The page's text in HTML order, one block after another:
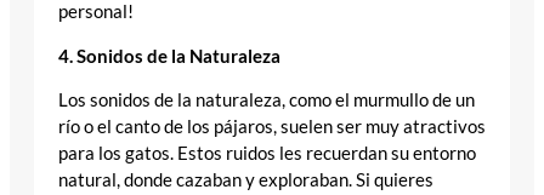
personal!
4. Sonidos de la Naturaleza
Los sonidos de la naturaleza, como el murmullo de un
río o el canto de los pájaros, suelen ser muy atractivos
para los gatos. Estos ruidos les recuerdan su entorno
natural, donde cazaban y exploraban. Si quieres